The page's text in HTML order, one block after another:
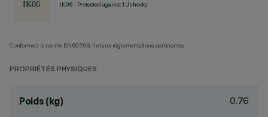
IK06 - Protected against 1 J shocks
Conforme à la norme EN60598-1 et aux réglementations pertinentes.
PROPRIÉTÉS PHYSIQUES
Poids (kg) 0.76